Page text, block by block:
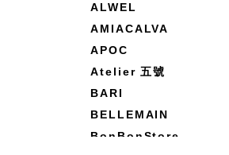
ALWEL
AMIACALVA
APOC
Atelier 五號
BARI
BELLEMAIN
BonBonStore